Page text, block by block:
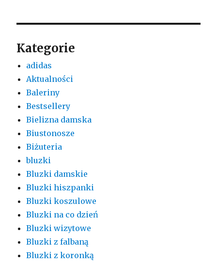
Kategorie
adidas
Aktualności
Baleriny
Bestsellery
Bielizna damska
Biustonosze
Biżuteria
bluzki
Bluzki damskie
Bluzki hiszpanki
Bluzki koszulowe
Bluzki na co dzień
Bluzki wizytowe
Bluzki z falbaną
Bluzki z koronką